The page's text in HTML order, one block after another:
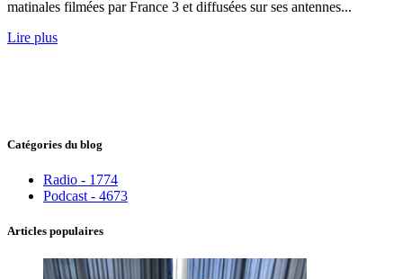
matinales filmées par France 3 et diffusées sur ses antennes...
Lire plus
Catégories du blog
Radio - 1774
Podcast - 4673
Articles populaires